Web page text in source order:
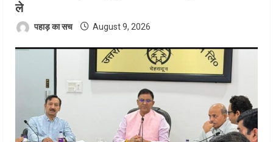
ले
पहाड़ का सच August 9, 2026